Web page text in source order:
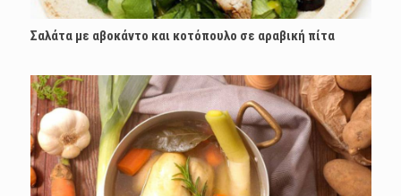
Σαλάτα με αβοκάντο και κοτόπουλο σε αραβική πίτα